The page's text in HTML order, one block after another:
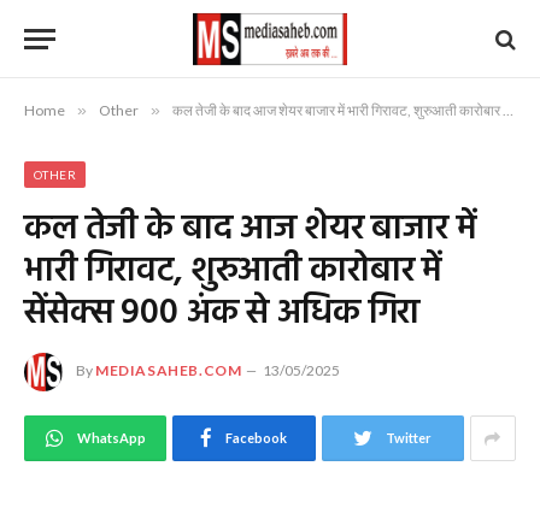
Home » Other » कल तेजी के बाद आज शेयर बाजार में भारी गिरावट, शुरुआती कारोबार में सेंसेक्स 900 अंक से अधिक गिरा
OTHER
कल तेजी के बाद आज शेयर बाजार में
भारी गिरावट, शुरुआती कारोबार में
सेंसेक्स 900 अंक से अधिक गिरा
By MEDIASAHEB.COM 13/05/2025
WhatsApp Facebook Twitter